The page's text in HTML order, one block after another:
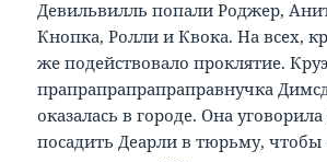
Девильвилль попали Роджер,
Кнопка, Ролли и Квока. На всех,
же подействовало проклятие.
прапрапрапрапраправнучка
оказалась в городе. Она
посадить Деарли в тюрьму, чтобы